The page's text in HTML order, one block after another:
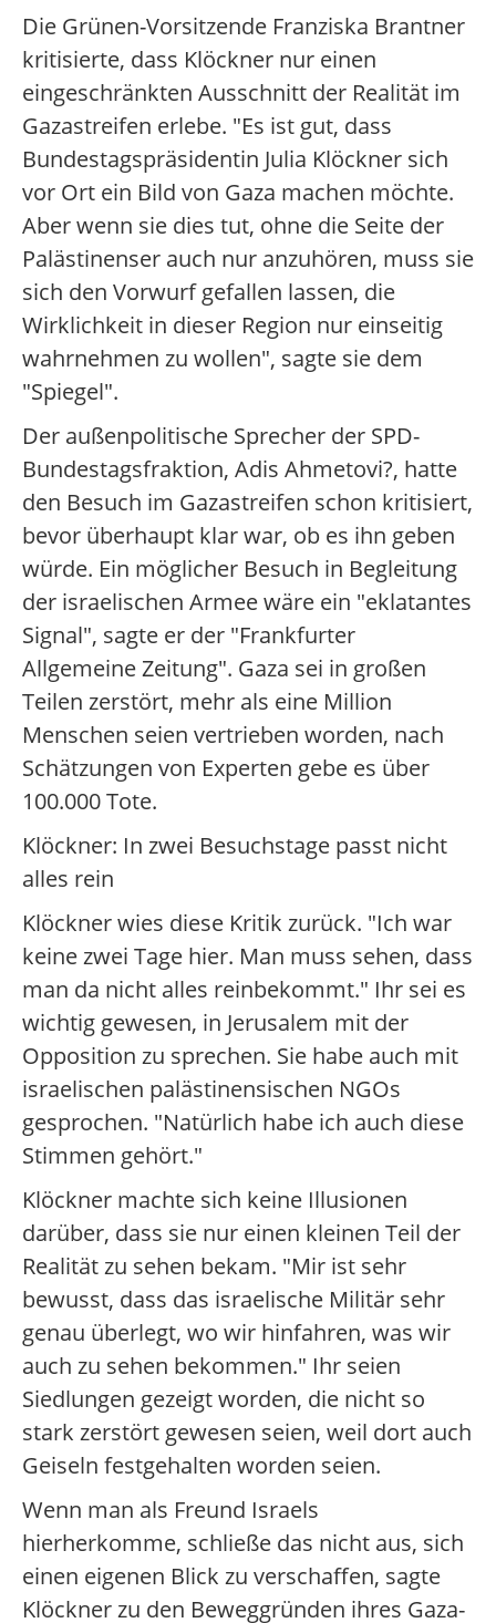
Die Grünen-Vorsitzende Franziska Brantner
kritisierte, dass Klöckner nur einen
eingeschränkten Ausschnitt der Realität im
Gazastreifen erlebe. "Es ist gut, dass
Bundestagspräsidentin Julia Klöckner sich
vor Ort ein Bild von Gaza machen möchte.
Aber wenn sie dies tut, ohne die Seite der
Palästinenser auch nur anzuhören, muss sie
sich den Vorwurf gefallen lassen, die
Wirklichkeit in dieser Region nur einseitig
wahrnehmen zu wollen", sagte sie dem
"Spiegel".
Der außenpolitische Sprecher der SPD-
Bundestagsfraktion, Adis Ahmetovi?, hatte
den Besuch im Gazastreifen schon kritisiert,
bevor überhaupt klar war, ob es ihn geben
würde. Ein möglicher Besuch in Begleitung
der israelischen Armee wäre ein "eklatantes
Signal", sagte er der "Frankfurter
Allgemeine Zeitung". Gaza sei in großen
Teilen zerstört, mehr als eine Million
Menschen seien vertrieben worden, nach
Schätzungen von Experten gebe es über
100.000 Tote.
Klöckner: In zwei Besuchstage passt nicht
alles rein
Klöckner wies diese Kritik zurück. "Ich war
keine zwei Tage hier. Man muss sehen, dass
man da nicht alles reinbekommt." Ihr sei es
wichtig gewesen, in Jerusalem mit der
Opposition zu sprechen. Sie habe auch mit
israelischen palästinensischen NGOs
gesprochen. "Natürlich habe ich auch diese
Stimmen gehört."
Klöckner machte sich keine Illusionen
darüber, dass sie nur einen kleinen Teil der
Realität zu sehen bekam. "Mir ist sehr
bewusst, dass das israelische Militär sehr
genau überlegt, wo wir hinfahren, was wir
auch zu sehen bekommen." Ihr seien
Siedlungen gezeigt worden, die nicht so
stark zerstört gewesen seien, weil dort auch
Geiseln festgehalten worden seien.
Wenn man als Freund Israels
hierherkomme, schließe das nicht aus, sich
einen eigenen Blick zu verschaffen, sagte
Klöckner zu den Beweggründen ihres Gaza-